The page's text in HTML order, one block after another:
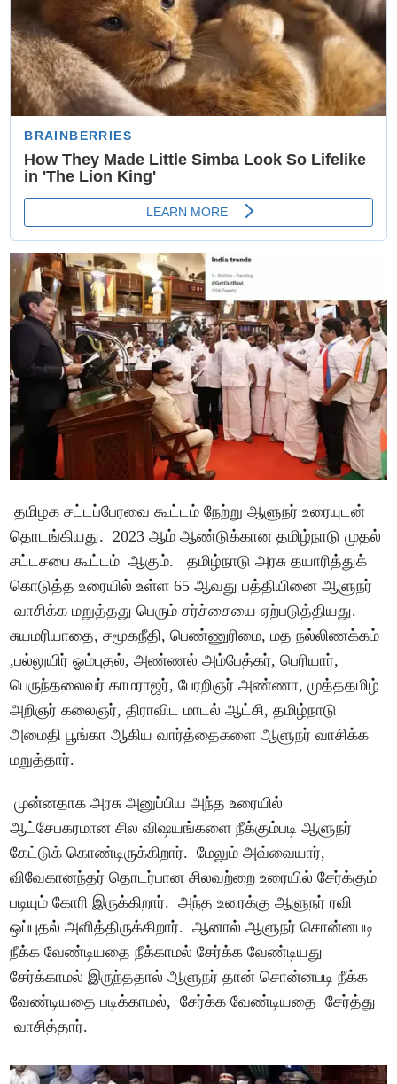
தமிழக சட்டப்பேரவை கூட்டம் நேற்று ஆளுநர் உரையுடன்
தொடங்கியது. 2023 ஆம் ஆண்டுக்கான தமிழ்நாடு முதல்
சட்டசபை கூட்டம் ஆகும். தமிழ்நாடு அரசு தயாரித்துக்
கொடுத்த உரையில் உள்ள 65 ஆவது பத்தியினை ஆளுநர்
வாசிக்க மறுத்தது பெரும் சர்ச்சையை ஏற்படுத்தியது.
சுயமரியாதை, சமூகநீதி, பெண்ணுரிமை, மத நல்லிணக்கம்
,பல்லுயிர் ஓம்புதல், அண்ணல் அம்பேத்கர், பெரியார்,
பெருந்தலைவர் காமராஜர், பேரறிஞர் அண்ணா, முத்ததமிழ்
அறிஞர் கலைஞர், திராவிட மாடல் ஆட்சி, தமிழ்நாடு
அமைதி பூங்கா ஆகிய வார்த்தைகளை ஆளுநர் வாசிக்க
மறுத்தார்.
முன்னதாக அரசு அனுப்பிய அந்த உரையில்
ஆட்சேபகரமான சில விஷயங்களை நீக்கும்படி ஆளுநர்
கேட்டுக் கொண்டிருக்கிறார். மேலும் அவ்வையார்,
விவேகானந்தர் தொடர்பான சிலவற்றை உரையில் சேர்க்கும்
படியும் கோரி இருக்கிறார். அந்த உரைக்கு ஆளுநர் ரவி
ஒப்புதல் அளித்திருக்கிறார். ஆனால் ஆளுநர் சொன்னபடி
நீக்க வேண்டியதை நீக்காமல் சேர்க்க வேண்டியது
சேர்க்காமல் இருந்ததால் ஆளுநர் தான் சொன்னபடி நீக்க
வேண்டியதை படிக்காமல், சேர்க்க வேண்டியதை சேர்த்து
வாசித்தார்.